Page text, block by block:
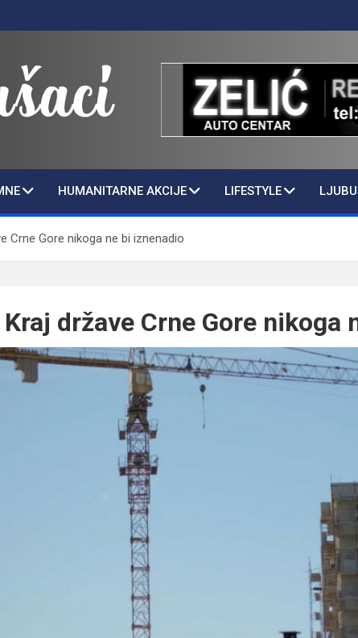
HUMANITARNE AKCIJE LIFESTYLE
Crne Gore nikoga ne bi iznenadio
Kraj države Crne Gore nikoga